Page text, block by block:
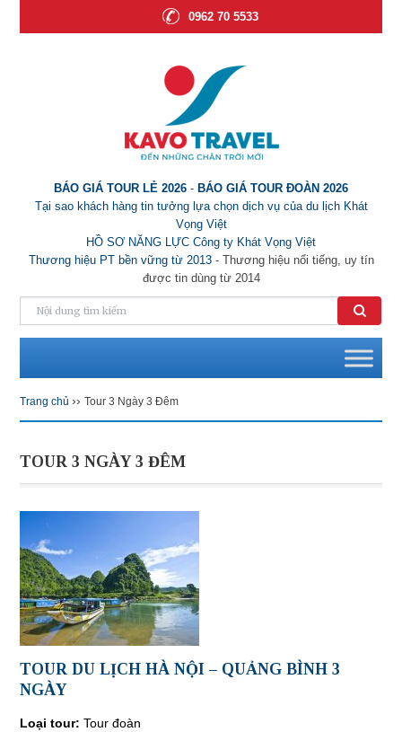
0962 70 5533
BÁO GIÁ TOUR LẺ 2026 - BÁO GIÁ TOUR ĐOÀN 2026
Tại sao khách hàng tin tưởng lựa chọn dịch vụ của du lịch Khát
Vọng Việt
HỒ SƠ NĂNG LỰC Công ty Khát Vọng Việt
Thương hiệu PT bền vững từ 2013- Thương hiệu nổi tiếng, uy tín
được tin dùng từ 2014
Trang chủ ››Tour 3 Ngày 3 Đêm
TOUR 3 NGÀY 3 ĐÊM
TOUR DU LỊCH HÀ NỘI – QUẢNG BÌNH 3
NGÀY
Loại tour: Tour đoàn